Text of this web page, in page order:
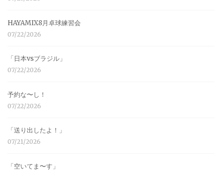
HAYAMIX8月卓球練習会
07/22/2026
「日本vsブラジル」
07/22/2026
予約な〜し！
07/22/2026
「送り出したよ！」
07/21/2026
「空いてま〜す」